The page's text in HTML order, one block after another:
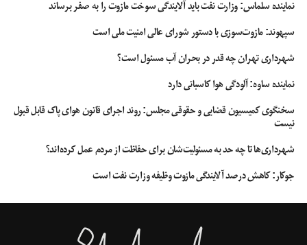
نماینده سلماس: وزارت نفت باید آلایندگی سوخت مازوت را به صفر برساند
سپهوند:‌ مازوت‌سوزی با دستور شورای عالی امنیت ملی است
شهرداری تهران چه قدر در بحران آب مسئول است؟
نماینده ساوه: آلودگی هوا کاسبانی دارد
سخنگوی کمیسیون قضایی و حقوقی مجلس: روند اجرای قانون هوای پاک قابل قبول
نیست
شهرداری‌ها تا چه حد به مسئولیت‌شان برای حفاظت از مردم عمل کرده‌اند؟
جوکار: کاهش درصد آلایندگی مازوت وظیفه وزارت نفت است